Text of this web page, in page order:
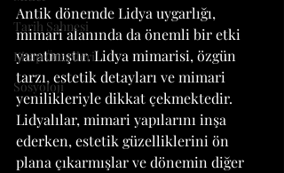
Tarih Sahnesi
Kitap Önerileri
Sosyoloji
Antik dönemde Lidya uygarlığı,
mimari alanında da önemli bir etki
yaratmıştır. Lidya mimarisi, özgün
tarzı, estetik detayları ve mimari
yenilikleriyle dikkat çekmektedir.
Lidyalılar, mimari yapılarını inşa
ederken, estetik güzelliklerini ön
plana çıkarmışlar ve dönemin diğer